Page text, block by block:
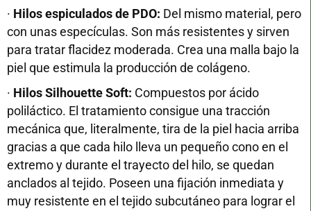
· Hilos espiculados de PDO: Del mismo material, pero
con unas especículas. Son más resistentes y sirven
para tratar flacidez moderada. Crea una malla bajo la
piel que estimula la producción de colágeno.
· Hilos Silhouette Soft: Compuestos por ácido
poliláctico. El tratamiento consigue una tracción
mecánica que, literalmente, tira de la piel hacia arriba
gracias a que cada hilo lleva un pequeño cono en el
extremo y durante el trayecto del hilo, se quedan
anclados al tejido. Poseen una fijación inmediata y
muy resistente en el tejido subcutáneo para lograr el